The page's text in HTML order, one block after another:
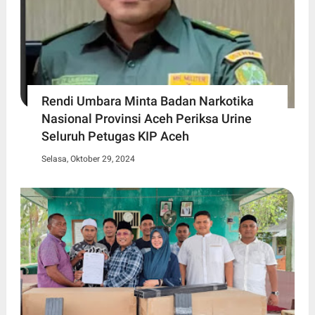
Rendi Umbara Minta Badan Narkotika
Nasional Provinsi Aceh Periksa Urine
Seluruh Petugas KIP Aceh
Selasa, Oktober 29, 2024